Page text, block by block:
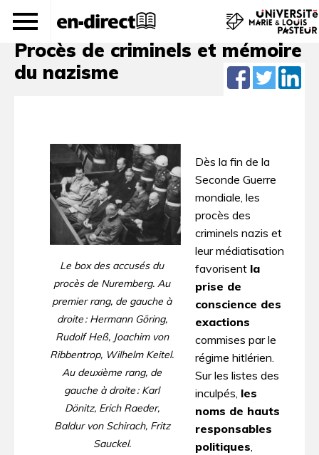
Devoir de mémoire
Procès de criminels et mémoire
du nazisme
Le box des accusés du
procès de Nuremberg. Au
premier rang, de gauche à
droite : Hermann Göring,
Rudolf Heß, Joachim von
Ribbentrop, Wilhelm Keitel.
Au deuxième rang, de
gauche à droite : Karl
Dönitz, Erich Raeder,
Baldur von Schirach, Fritz
Sauckel.
Dès la fin de la
Seconde Guerre
mondiale, les
procès des
criminels nazis et
leur médiatisation
favorisent la
prise de
conscience des
exactions
commises par le
régime hitlérien.
Sur les listes des
inculpés, les
noms de hauts
responsables
politiques,